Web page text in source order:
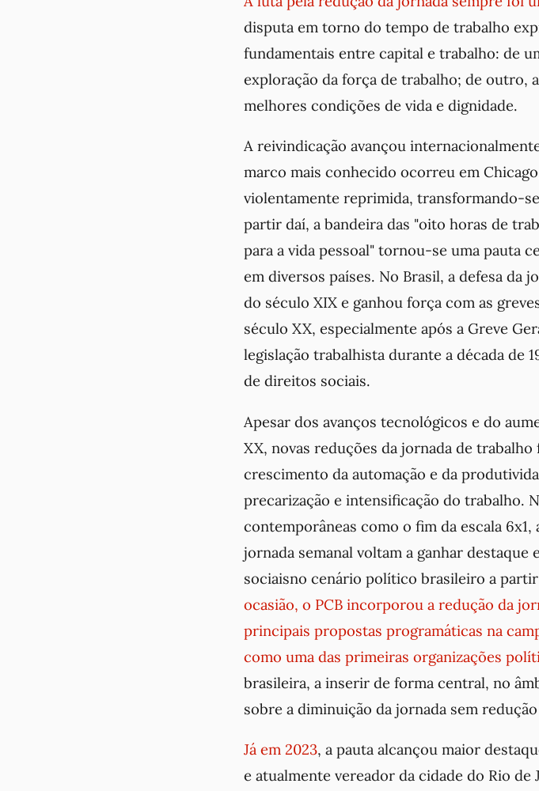
disputa em torno do tempo de trabalho
fundamentais entre capital e trabalho: de
exploração da força de trabalho; de outro,
melhores condições de vida e dignidade.
A reivindicação avançou
marco mais conhecido ocorreu em
violentamente reprimida, transformando-
partir daí, a bandeira das "oito horas de
para a vida pessoal" tornou-se uma pauta
em diversos países. No Brasil, a defesa da
do século XIX e ganhou força com as
século XX, especialmente após a Greve
legislação trabalhista durante a década de
de direitos sociais.
Apesar dos avanços tecnológicos e do
XX, novas reduções da jornada de
crescimento da automação e da
precarização e intensificação do trabalho.
contemporâneas como o fim da escala 6x1,
jornada semanal voltam a ganhar
sociaisno cenário político brasileiro a
ocasião, o PCB incorporou a redução da
principais propostas programáticas na
como uma das primeiras organizações
brasileira, a inserir de forma central, no
sobre a diminuição da jornada sem
Já em 2023, a pauta alcançou maior
e atualmente vereador da cidade do Rio de